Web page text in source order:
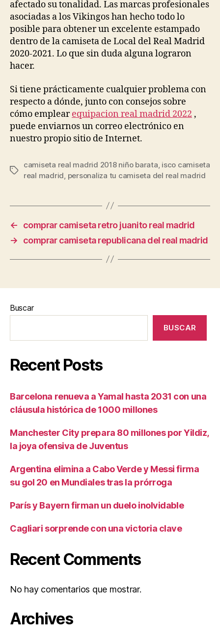
afectado su tonalidad. Las marcas profesionales
asociadas a los Vikingos han hecho todo lo
posible para obtener un excelente estampado
dentro de la camiseta de Local del Real Madrid
2020-2021. Lo que sin duda alguna lograron
hacer.
Si tiene prácticamente cualquier problema con
respecto a dónde, junto con consejos sobre
cómo emplearequipacion real madrid 2022 ,
puede enviarnos un correo electrónico en
nuestro propio sitio de Internet.
Etiquetas
camiseta real madrid 2018 niño barata isco camiseta
real madrid personaliza tu camiseta del real madrid
←
comprar camiseta retro juanito real madrid
→
comprar camiseta republicana del real madrid
Buscar
BUSCAR
Recent Posts
Barcelona renueva a Yamal hasta 2031 con una
cláusula histórica de 1000 millones
Manchester City prepara 80 millones por Yildiz,
la joya ofensiva de Juventus
Argentina elimina a Cabo Verde y Messi firma
su gol 20 en Mundiales tras la prórroga
París y Bayern firman un duelo inolvidable
Cagliari sorprende con una victoria clave
Recent Comments
No hay comentarios que mostrar.
Archives